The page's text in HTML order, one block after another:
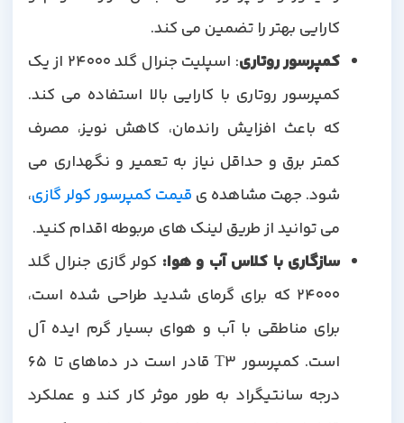
کارایی بهتر را تضمین می کند.
کمپرسور روتاری
: اسپلیت جنرال گلد 24000 از یک
کمپرسور روتاری با کارایی بالا استفاده می کند.
که باعث افزایش راندمان، کاهش نویز، مصرف
کمتر برق و حداقل نیاز به تعمیر و نگهداری می
شود. جهت مشاهده یقیمت کمپرسور کولر گازی،
می توانید از طریق لینک های مربوطه اقدام کنید.
سازگاری با کلاس آب و هوا:کولر گازی جنرال گلد
24000 که برای گرمای شدید طراحی شده است،
برای مناطقی با آب و هوای بسیار گرم ایده آل
است. کمپرسور T3 قادر است در دماهای تا 65
درجه سانتیگراد به طور موثر کار کند و عملکرد